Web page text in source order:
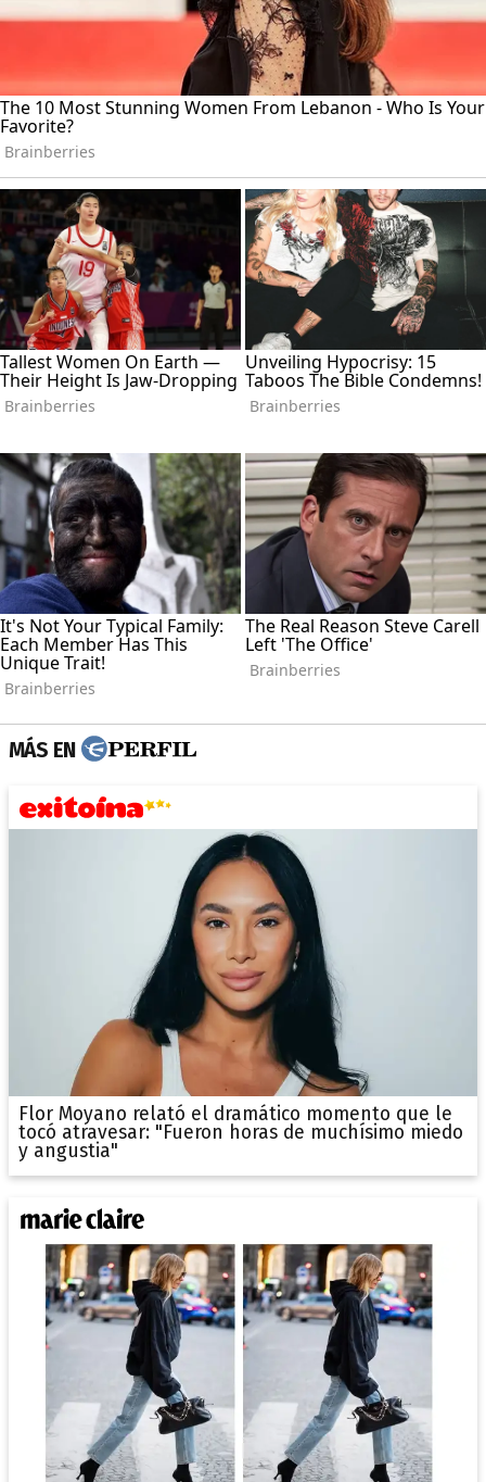
MÁS EN
Flor Moyano relató el dramático momento que le
tocó atravesar: "Fueron horas de muchísimo miedo
y angustia"